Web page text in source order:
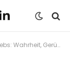
und Medienverantwortung